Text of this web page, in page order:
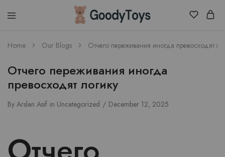
Children
Toys
Home Our Blogs Отчего переживания иногда превосходят
Отчего переживания иногда
превосходят логику
By Arslan Asif in Uncategorized December 12, 2025